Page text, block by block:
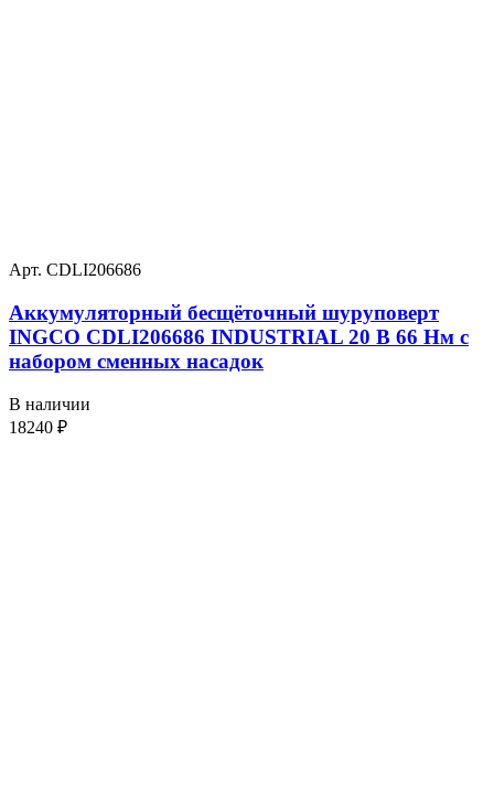
Арт. CDLI206686
Аккумуляторный бесщёточный шуруповерт
INGCO CDLI206686 INDUSTRIAL 20 В 66 Нм с
набором сменных насадок
В наличии
18240 ₽